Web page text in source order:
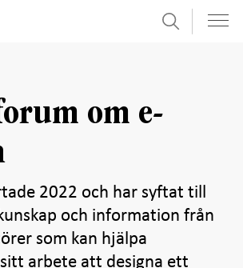
Sök
om e-
2022 och har syftat till
och information från
som kan hjälpa
sitt arbete att designa ett